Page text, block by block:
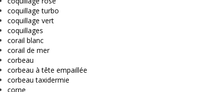
coquillage turbo
coquillage vert
coquillages
corail blanc
corail de mer
corbeau
corbeau à tête empaillée
corbeau taxidermie
corne